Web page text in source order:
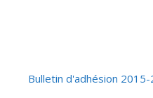
Bulletin d'adhésion